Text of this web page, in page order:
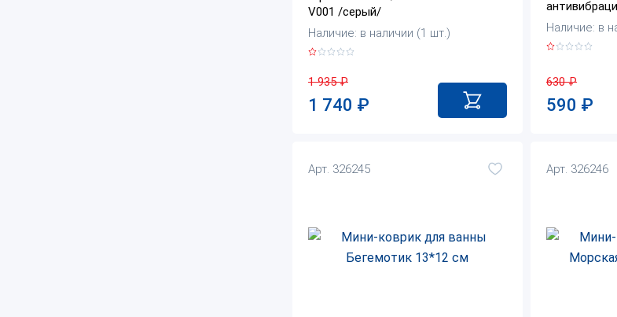
V001 /серый/
Наличие: в наличии (1 шт.)
1 935₽
1 740 ₽
Наличие: в
630₽
590 ₽
Арт. 326245 Арт. 326246